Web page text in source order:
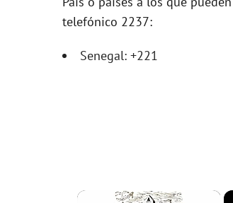
telefónico 2237:
Senegal: +221
×